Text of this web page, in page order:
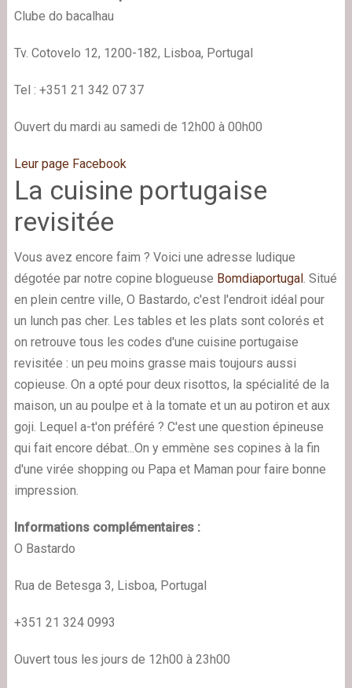
Clube do bacalhau
Tv. Cotovelo 12, 1200-182, Lisboa, Portugal
Tel : +351 21 342 07 37
Ouvert du mardi au samedi de 12h00 à 00h00
Leur page Facebook
La cuisine portugaise
revisitée
Vous avez encore faim ? Voici une adresse ludique
dégotée par notre copine blogueuse Bomdiaportugal . Situé
en plein centre ville, O Bastardo, c'est l'endroit idéal pour
un lunch pas cher. Les tables et les plats sont colorés et
on retrouve tous les codes d'une cuisine portugaise
revisitée : un peu moins grasse mais toujours aussi
copieuse. On a opté pour deux risottos, la spécialité de la
maison, un au poulpe et à la tomate et un au potiron et aux
goji. Lequel a-t'on préféré ? C'est une question épineuse
qui fait encore débat...On y emmène ses copines à la fin
d'une virée shopping ou Papa et Maman pour faire bonne
impression.
Informations complémentaires :
O Bastardo
Rua de Betesga 3, Lisboa, Portugal
+351 21 324 0993
Ouvert tous les jours de 12h00 à 23h00